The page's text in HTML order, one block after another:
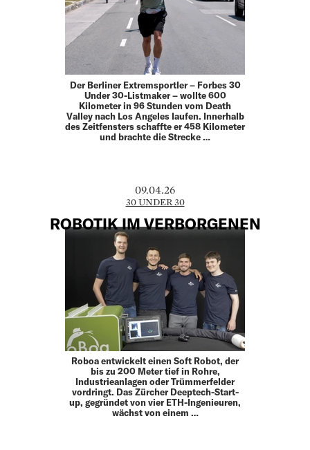
Der Berliner Extremsportler – Forbes 30
Under 30-Listmaker – wollte 600
Kilometer in 96 Stunden vom Death
Valley nach Los Angeles laufen. Innerhalb
des Zeitfensters schaffte er 458 Kilometer
und brachte die Strecke …
09.04.26
30 UNDER 30
ROBOTIK IM VERBORGENEN
Roboa entwickelt einen Soft Robot, der
bis zu 200 Meter tief in Rohre,
Industrieanlagen oder Trümmerfelder
vordringt. Das Zürcher Deeptech-Start-
up, gegründet von vier ETH-­Ingenieuren,
wächst von einem …